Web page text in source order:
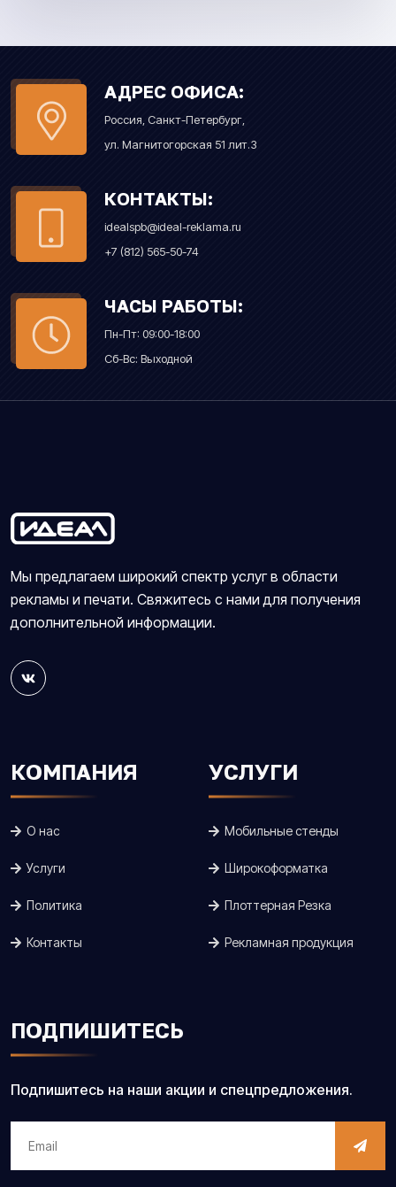
АДРЕС ОФИСА:
Россия, Санкт-Петербург,
ул. Магнитогорская 51 лит.З
КОНТАКТЫ:
idealspb@ideal-reklama.ru
+7 (812) 565-50-74
ЧАСЫ РАБОТЫ:
Пн-Пт: 09:00-18:00
Сб-Вс: Выходной
Мы предлагаем широкий спектр услуг в области
рекламы и печати. Свяжитесь с нами для получения
дополнительной информации.
КОМПАНИЯ
О нас
Услуги
Политика
Контакты
УСЛУГИ
Мобильные стенды
Широкоформатка
Плоттерная Резка
Рекламная продукция
ПОДПИШИТЕСЬ
Подпишитесь на наши акции и спецпредложения.